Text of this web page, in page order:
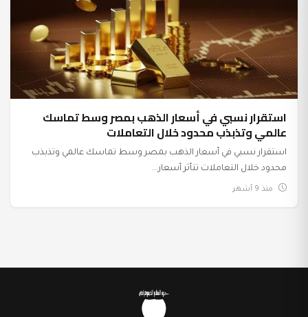
استقرار نسبي في أسعار الذهب بمصر وسط تماسك
عالمي وتذبذب محدود خلال التعاملات
استقرار نسبي في أسعار الذهب بمصر وسط تماسك عالمي وتذبذب
محدود خلال التعاملات تتأثر أسعار...
منذ 9 أشهر